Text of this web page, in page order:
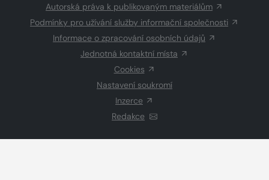
Autorská práva k publikovaným materiálům
Podmínky pro užívání služby informační společnosti
Informace o zpracování osobních údajů
Jednotná kontaktní místa
Cookies
Nastavení soukromí
Inzerce
Redakce